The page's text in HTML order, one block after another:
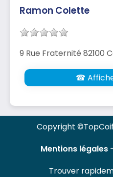
Ramon Colette
9 Rue Fraternité 82100
☎
Copyright
Mentions légales-
Trouver